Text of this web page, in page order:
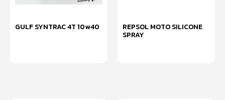
GULF SYNTRAC 4T 10w40 REPSOL MOTO SILICONE
SPRAY